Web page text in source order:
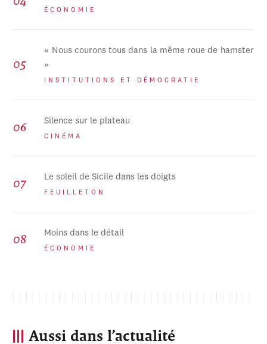
ÉCONOMIE
« Nous courons tous dans la même roue de hamster
»
INSTITUTIONS ET DÉMOCRATIE
Silence sur le plateau
CINÉMA
Le soleil de Sicile dans les doigts
FEUILLETON
Moins dans le détail
ÉCONOMIE
Aussi dans l’actualité